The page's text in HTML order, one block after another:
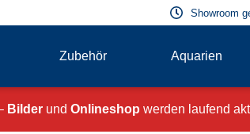
Showroom
Zubehör Aquarien
Bilderund Onlineshop werden laufend